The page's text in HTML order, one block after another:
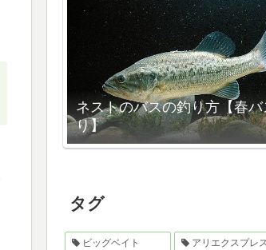
ネストのバスの釣り方【春バ
り】
タグ
ビッグベイト アリエクスプレ